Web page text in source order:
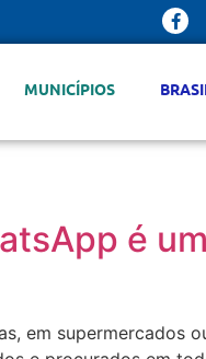
MUNICÍPIOS
é
em supermercados